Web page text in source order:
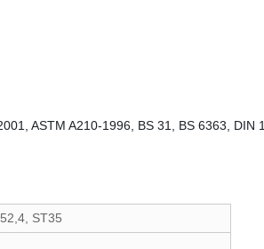
ASTM A210-1996, BS 31, BS 6363, DIN
ST35